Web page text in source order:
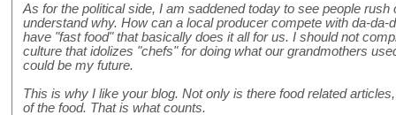
As for the political side, I am saddened today to see people
understand why. How can a local producer compete with da-da-
have "fast food" that basically does it all for us. I should not
culture that idolizes "chefs" for doing what our grandmothers
could be my future.
This is why I like your blog. Not only is there food related
of the food. That is what counts.